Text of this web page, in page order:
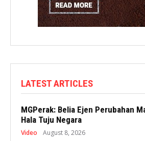
LATEST ARTICLES
MGPerak: Belia Ejen Perubahan
Hala Tuju Negara
Video August 8, 2026